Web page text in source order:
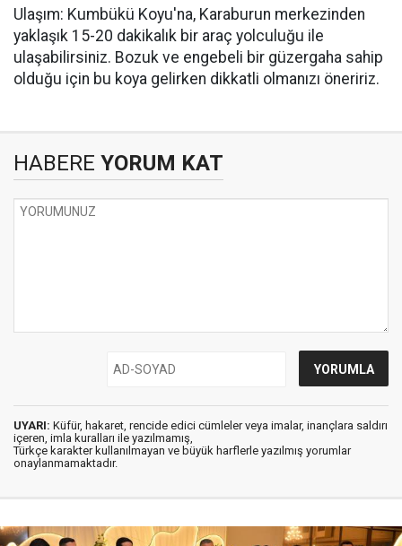
Ulaşım: Kumbükü Koyu'na, Karaburun merkezinden
yaklaşık 15-20 dakikalık bir araç yolculuğu ile
ulaşabilirsiniz. Bozuk ve engebeli bir güzergaha sahip
olduğu için bu koya gelirken dikkatli olmanızı öneririz.
HABERE YORUM KAT
UYARI: Küfür, hakaret, rencide edici cümleler veya imalar, inançlara saldırı
içeren, imla kuralları ile yazılmamış,
Türkçe karakter kullanılmayan ve büyük harflerle yazılmış yorumlar
onaylanmamaktadır.